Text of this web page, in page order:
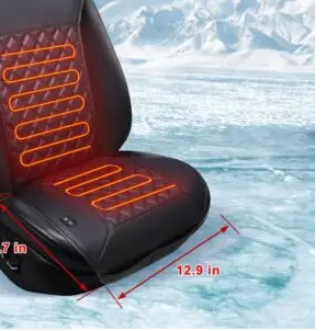
350 Litri
450 litri
masina
Dacia Duster 3
Duster 2
Dacia Jogger
auto